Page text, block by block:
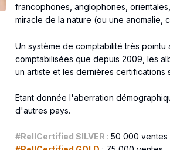
francophones, anglophones,
miracle de la nature (ou une
Un système de comptabilité très
comptabilisées que depuis 2009, les
un artiste et les dernières
Etant donnée l'aberration
d'autres pays.
#RellCertified SILVER:50 000 ventes